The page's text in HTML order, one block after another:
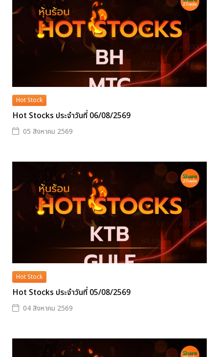
Hot Stock
Hot Stocks ประจำวันที่ 06/08/2569
05 สิงหาคม 2569
Hot Stock
Hot Stocks ประจำวันที่ 05/08/2569
04 สิงหาคม 2569